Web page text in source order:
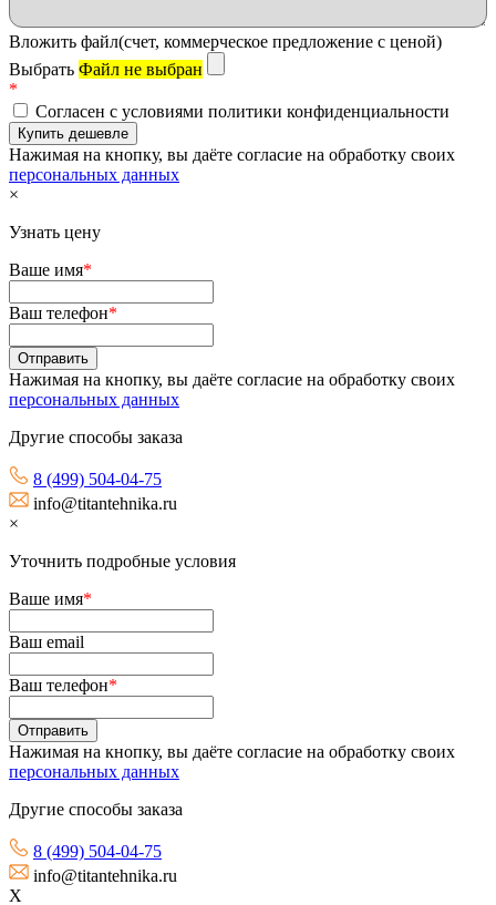
Вложить файл(счет, коммерческое предложение с ценой)
Выбрать Файл не выбран
*
Согласен с условиями политики конфиденциальности
Нажимая на кнопку, вы даёте согласие на обработку своих
персональных данных
×
Узнать цену
Ваше имя*
Ваш телефон*
Нажимая на кнопку, вы даёте согласие на обработку своих
персональных данных
Другие способы заказа
8 (499) 504-04-75
info@titantehnika.ru
×
Уточнить подробные условия
Ваше имя*
Ваш email
Ваш телефон*
Нажимая на кнопку, вы даёте согласие на обработку своих
персональных данных
Другие способы заказа
8 (499) 504-04-75
info@titantehnika.ru
X